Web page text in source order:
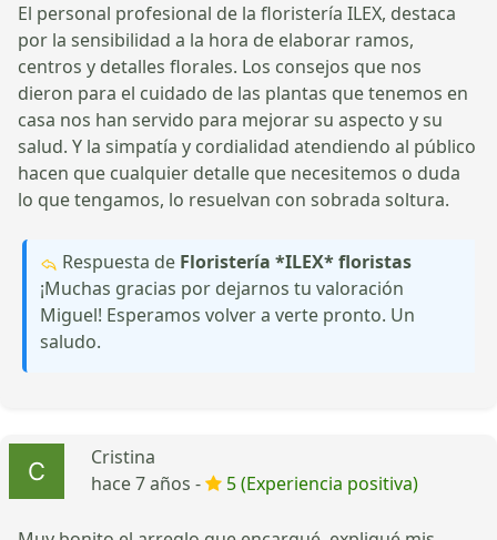
El personal profesional de la floristería ILEX, destaca
por la sensibilidad a la hora de elaborar ramos,
centros y detalles florales. Los consejos que nos
dieron para el cuidado de las plantas que tenemos en
casa nos han servido para mejorar su aspecto y su
salud. Y la simpatía y cordialidad atendiendo al público
hacen que cualquier detalle que necesitemos o duda
lo que tengamos, lo resuelvan con sobrada soltura.
Respuesta de Floristería *ILEX* floristas
¡Muchas gracias por dejarnos tu valoración
Miguel! Esperamos volver a verte pronto. Un
saludo.
Cristina
hace 7 años -
5 (Experiencia positiva)